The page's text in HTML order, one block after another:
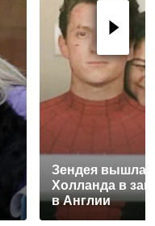
Зендея вышла
Холланда в
в Англии